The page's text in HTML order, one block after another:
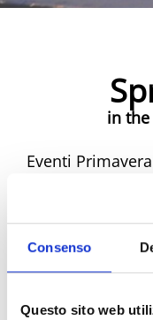
Consenso
Questo sito web
in
Eventi
Spring